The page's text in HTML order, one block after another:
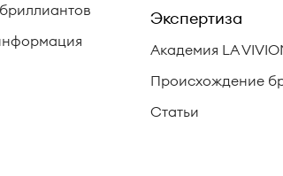
Экспертиза
Академия LA
Происхождение
Статьи